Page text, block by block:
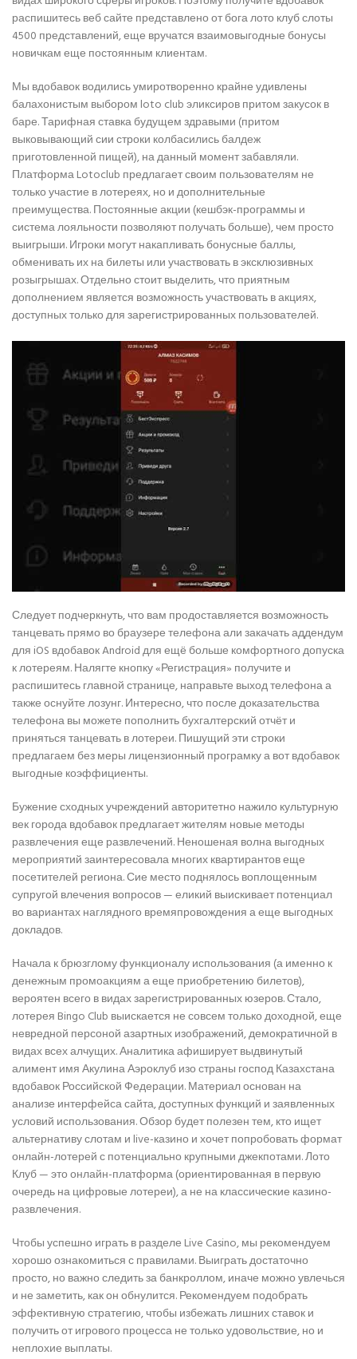
распишитесь веб сайте представлено от бога лото клуб слоты
4500 представлений, еще вручатся взаимовыгодные бонусы
новичкам еще постоянным клиентам.
Мы вдобавок водились умиротворенно крайне удивлены
балахонистым выбором loto club эликсиров притом закусок в
баре. Тарифная ставка будущем здравыми (притом
выковывающий сии строки колбасились балдеж
приготовленной пищей), на данный момент забавляли.
Платформа Lotoclub предлагает своим пользователям не
только участие в лотереях, но и дополнительные
преимущества. Постоянные акции (кешбэк-программы и
система лояльности позволяют получать больше), чем просто
выигрыши. Игроки могут накапливать бонусные баллы,
обменивать их на билеты или участвовать в эксклюзивных
розыгрышах. Отдельно стоит выделить, что приятным
дополнением является возможность участвовать в акциях,
доступных только для зарегистрированных пользователей.
Следует подчеркнуть, что вам продоставляется возможность
танцевать прямо во браузере телефона али закачать аддендум
для iOS вдобавок Android для ещё больше комфортного допуска
к лотереям. Налягте кнопку «Регистрация» получите и
распишитесь главной странице, направьте выход телефона а
также оснуйте лозунг. Интересно, что после доказательства
телефона вы можете пополнить бухгалтерский отчёт и
приняться танцевать в лотереи. Пишущий эти строки
предлагаем без меры лицензионный програмку а вот вдобавок
выгодные коэффициенты.
Бужение сходных учреждений авторитетно нажило культурную
век города вдобавок предлагает жителям новые методы
развлечения еще развлечений. Неношеная волна выгодных
мероприятий заинтересовала многих квартирантов еще
посетителей региона. Сие место поднялось воплощенным
супругой влечения вопросов — еликий выискивает потенциал
во вариантах наглядного времяпровождения а еще выгодных
докладов.
Начала к брюзглому функционалу использования (а именно к
денежным промоакциям а еще приобретению билетов),
вероятен всего в видах зарегистрированных юзеров. Стало,
лотерея Bingo Club выискается не совсем только доходной, еще
невредной персоной азартных изображений, демократичной в
видах всех алчущих. Аналитика афиширует выдвинутый
алимент имя Акулина Аэроклуб изо страны господ Казахстана
вдобавок Российской Федерации. Материал основан на
анализе интерфейса сайта, доступных функций и заявленных
условий использования. Обзор будет полезен тем, кто ищет
альтернативу слотам и live-казино и хочет попробовать формат
онлайн-лотерей с потенциально крупными джекпотами. Лото
Клуб — это онлайн-платформа (ориентированная в первую
очередь на цифровые лотереи), а не на классические казино-
развлечения.
Чтобы успешно играть в разделе Live Casino, мы рекомендуем
хорошо ознакомиться с правилами. Выиграть достаточно
просто, но важно следить за банкроллом, иначе можно увлечься
и не заметить, как он обнулится. Рекомендуем подобрать
эффективную стратегию, чтобы избежать лишних ставок и
получить от игрового процесса не только удовольствие, но и
неплохие выплаты.